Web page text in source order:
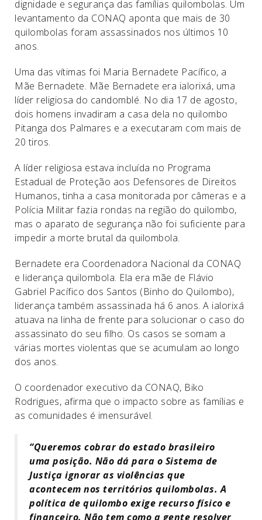
dignidade e segurança das famílias quilombolas. Um
levantamento da CONAQ aponta que mais de 30
quilombolas foram assassinados nos últimos 10
anos.
Uma das vítimas foi Maria Bernadete Pacífico, a
Mãe Bernadete. Mãe Bernadete era ialorixá, uma
líder religiosa do candomblé. No dia 17 de agosto,
dois homens invadiram a casa dela no quilombo
Pitanga dos Palmares e a executaram com mais de
20 tiros.
A líder religiosa estava incluída no Programa
Estadual de Proteção aos Defensores de Direitos
Humanos, tinha a casa monitorada por câmeras e a
Polícia Militar fazia rondas na região do quilombo,
mas o aparato de segurança não foi suficiente para
impedir a morte brutal da quilombola.
Bernadete era Coordenadora Nacional da CONAQ
e liderança quilombola. Ela era mãe de Flávio
Gabriel Pacífico dos Santos (Binho do Quilombo),
liderança também assassinada há 6 anos. A ialorixá
atuava na linha de frente para solucionar o caso do
assassinato do seu filho. Os casos se somam a
várias mortes violentas que se acumulam ao longo
dos anos.
O coordenador executivo da CONAQ, Biko
Rodrigues, afirma que o impacto sobre as famílias e
as comunidades é imensurável.
“Queremos cobrar do estado brasileiro
uma posição. Não dá para o Sistema de
Justiça ignorar as violências que
acontecem nos territórios quilombolas. A
política de quilombo exige recurso físico e
financeiro. Não tem como a gente resolver